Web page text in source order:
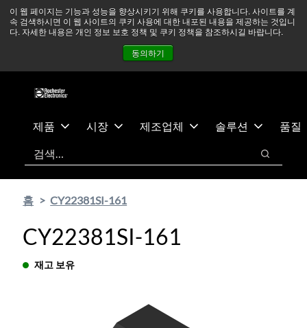
이 웹 페이지는 기능과 성능을 향상시키기 위해 쿠키를 사용합니다. 사이트를 계
속 검색하시면 이 웹 사이트의 쿠키 사용에 대한 내포된 내용을 제공하는 것입니
다. 자세한 내용은 개인 정보 보호 정책 및 쿠키 정책을 참조하시길 바랍니다.
동의하기
츠
건
중동 지역 상황을 지속적으로 주시하고 있으며, 모든 서비스는
정상적으로 운영되고 있습니다. 더 읽어보기 →
뉴스
문의하기
제품 시장 제조업체 솔루션
품질
검색
검색
홈 CY22381SI-161
CY22381SI-161
재고 보유